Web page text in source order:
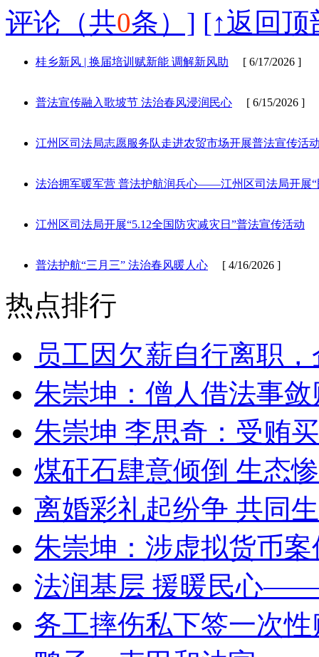
评论（共0条）] [↑返回顶
桂乡新风 | 换届培训赋新能 调解新风助 [ 6/17/2026 ]
普法宣传融入歌坡节 法治春风浸润民心 [ 6/15/2026 ]
江州区司法局志愿服务队走进农贸市场开展普法宣传活
法治拥军暖军营 普法护航润兵心——江州区司法局开展“
江州区司法局开展“5.12全国防灾减灾日”普法宣传活动
普法护航“三月三” 法治春风暖人心 [ 4/16/2026 ]
热点排行
员工因欠薪自行离职
朱崇坤：僧人借法事
朱崇坤 李思奇：受贿
煤矸石肆意倾倒 生态
离婚彩礼起纷争 共同
朱崇坤：涉虚拟货币
法润基层 援暖民心
务工摔伤私下签一次